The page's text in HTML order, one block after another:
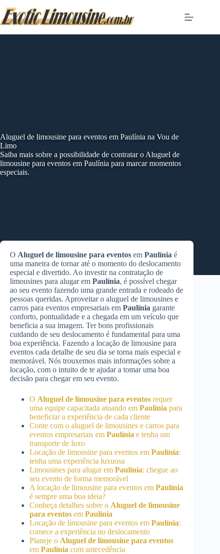
to
content
Aluguel de limousine para eventos em Paulínia na Vou de
Limo
Saiba mais sobre a possibilidade de contratar o Aluguel de
limousine para eventos em Paulínia para marcar momentos
especiais.
O Aluguel de limousine para eventos em Paulínia é
uma maneira de tornar até o momento do deslocamento
especial e divertido. Ao investir na contratação de
limousines para alugar em Paulínia, é possível chegar
ao seu evento fazendo uma grande entrada e rodeado de
pessoas queridas. Aproveitar o aluguel de limousines e
carros para eventos empresariais em Paulínia garante
conforto, pontualidade e a chegada em um veículo que
beneficia a sua imagem. Ter bons profissionais
cuidando de seu deslocamento é fundamental para uma
boa experiência. Fazendo a locação de limousine para
eventos cada detalhe de seu dia se torna mais especial e
memorável. Nós trouxemos mais informações sobre a
locação, com o intuito de te ajudar a tomar uma boa
decisão para chegar em seu evento.
O Aluguel de limousine para eventos requer
uma equipe capacitada atuando em Paulínia para
beneficiar a experiência de cada cliente
Conte com o aluguel de limousines e carros para
eventos empresariais em Paulínia e tenha um
transporte de luxo
Locação de limousine para eventos em Paulínia:
tenha uma experiência luxuosa
Limousines para alugar em Paulínia: chegue ao
seu evento de forma memorável
A locação de limousine para eventos em Paulínia
é sempre uma boa ideia?
Conheça detalhes sobre o Aluguel de limousine
para eventos em Paulínia
Locação de limousine para eventos em Paulínia:
comece a experiência no deslocamento
Planeje o Aluguel de limousine para eventos
em Paulínia com antecedência